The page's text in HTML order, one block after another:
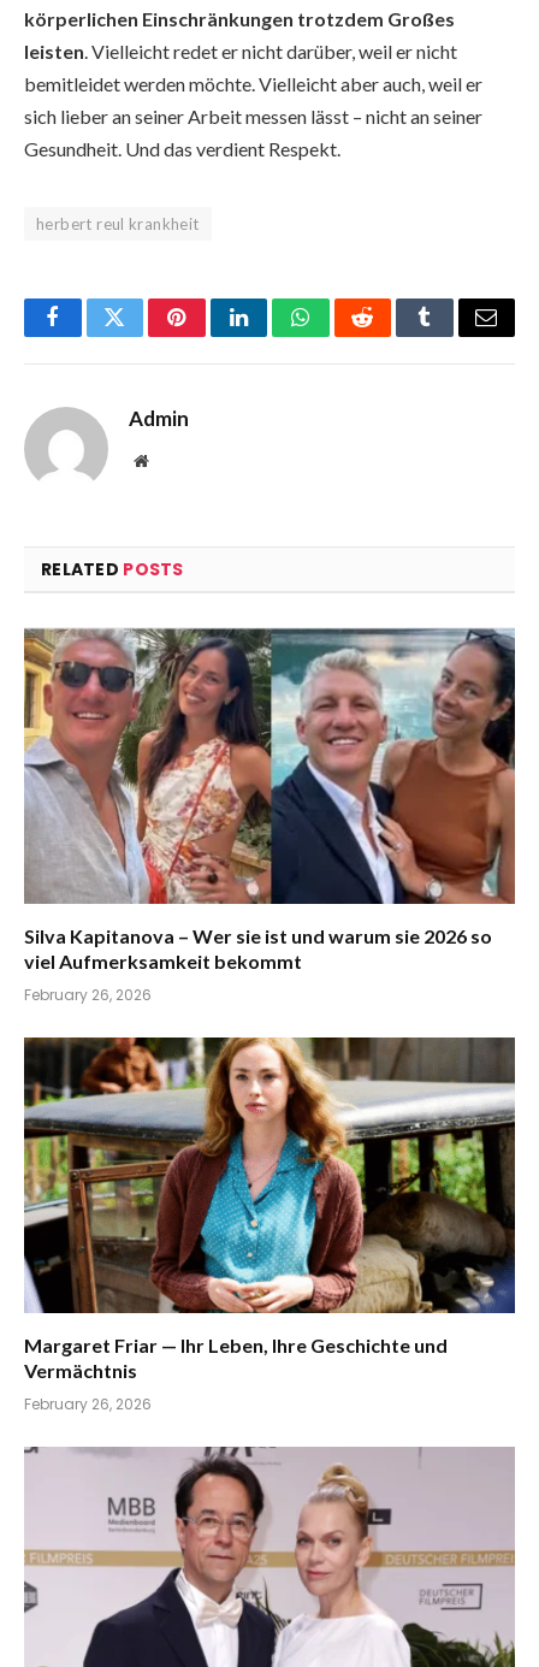
körperlichen Einschränkungen trotzdem Großes
leisten. Vielleicht redet er nicht darüber, weil er nicht
bemitleidet werden möchte. Vielleicht aber auch, weil er
sich lieber an seiner Arbeit messen lässt – nicht an seiner
Gesundheit. Und das verdient Respekt.
herbert reul krankheit
FacebookTwitterPinterestLinkedInWhatsAppRedditTumblrEmail
Admin
Website
RELATED POSTS
Silva Kapitanova – Wer sie ist und warum sie 2026 so
viel Aufmerksamkeit bekommt
February 26, 2026
Margaret Friar — Ihr Leben, Ihre Geschichte und
Vermächtnis
February 26, 2026